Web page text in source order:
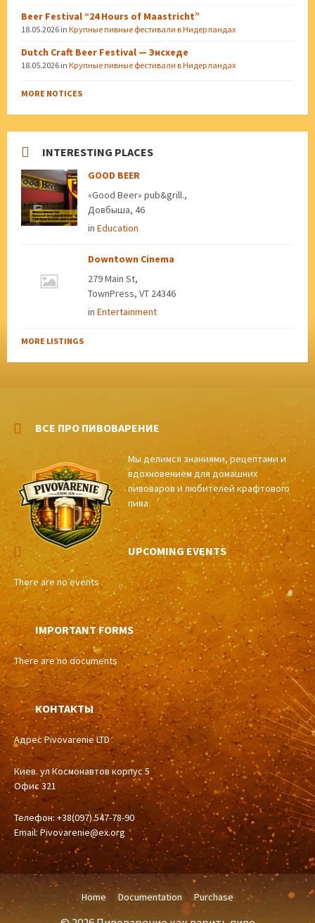
Beer Festival “24 Hours of Maastricht”
18.05.2026 in Крупные пивные фестивали в Нидерландах
Dutch Craft Beer Festival — Энсхеде
18.05.2026 in Крупные пивные фестивали в Нидерландах
MORE NOTICES
INTERESTING PLACES
GOOD BEER
«Good Beer» pub&grill.,
Довбыша, 46
in Education
Downtown Cinema
279 Main St,
TownPress, VT 24346
in Entertainment
MORE LISTINGS
ВСЕ ПРО ПИВОВАРЕНИЕ
Мы делимся знаниями, рецептами и
вдохновением для домашних
пивоваров и любителей крафтового
пива.
UPCOMING EVENTS
There are no events
IMPORTANT FORMS
There are no documents
КОНТАКТЫ
Адрес Pivovarenie LTD
Киев. ул Космонавтов корпус 5
Офис 321
Телефон: +38(097) 547-78-90
Email: Pivovarenie@ex.org
Home Documentation Purchase